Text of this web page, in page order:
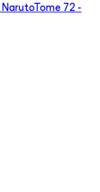
NarutoTome 72 -